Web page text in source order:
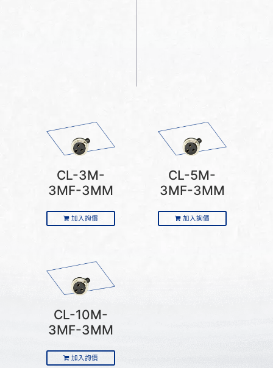
CL-3M-
3MF-3MM
加入詢價
CL-5M-
3MF-3MM
加入詢價
CL-10M-
3MF-3MM
加入詢價